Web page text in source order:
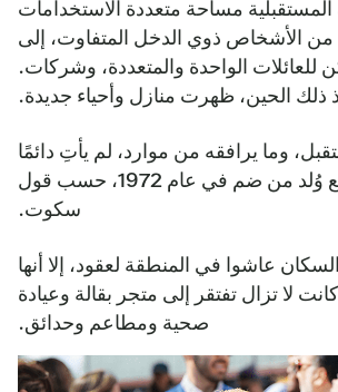
المستقبلية مساحة متعددة الاستخدامات
من الأشخاص ذوي الدخل المتفاوت، إلى
الواحدة والمتعددة، وشركات.
وما يرافقه من موارد، لم يأتِ دائمًا
بسرعة لمجتمع وُلد من ضم في عام 1972، حسب قول
سكوت.
عاشوا في المنطقة لعقود، إلا أنها
حتى عام 2000 كانت لا تزال تفتقر إلى متجر بقالة وعيادة
صحية ومطاعم وحدائق.